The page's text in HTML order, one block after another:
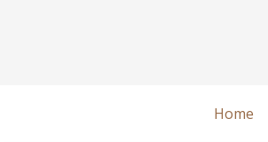
Home